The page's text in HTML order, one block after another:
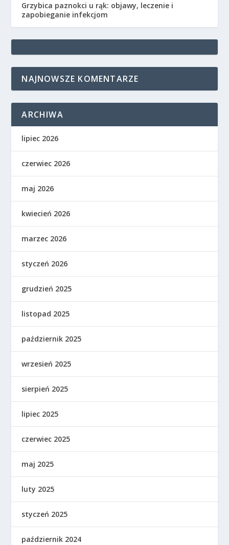
Grzybica paznokci u rąk: objawy, leczenie i
zapobieganie infekcjom
NAJNOWSZE KOMENTARZE
ARCHIWA
lipiec 2026
czerwiec 2026
maj 2026
kwiecień 2026
marzec 2026
styczeń 2026
grudzień 2025
listopad 2025
październik 2025
wrzesień 2025
sierpień 2025
lipiec 2025
czerwiec 2025
maj 2025
luty 2025
styczeń 2025
październik 2024